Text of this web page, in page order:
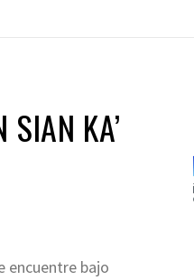
KA’
encuentre bajo